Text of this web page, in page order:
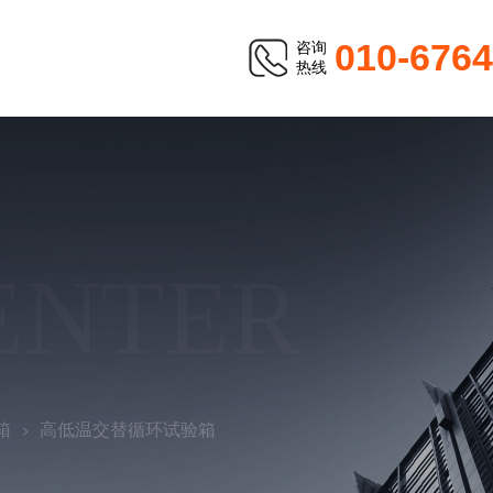
咨询
热线 010-
高低温交替循环试验箱